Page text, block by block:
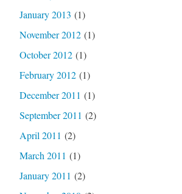
January 2013 (1)
November 2012(1)
October 2012(1)
February 2012(1)
December 2011 (1)
September 2011 (2)
April 2011 (2)
March 2011 (1)
January 2011 (2)